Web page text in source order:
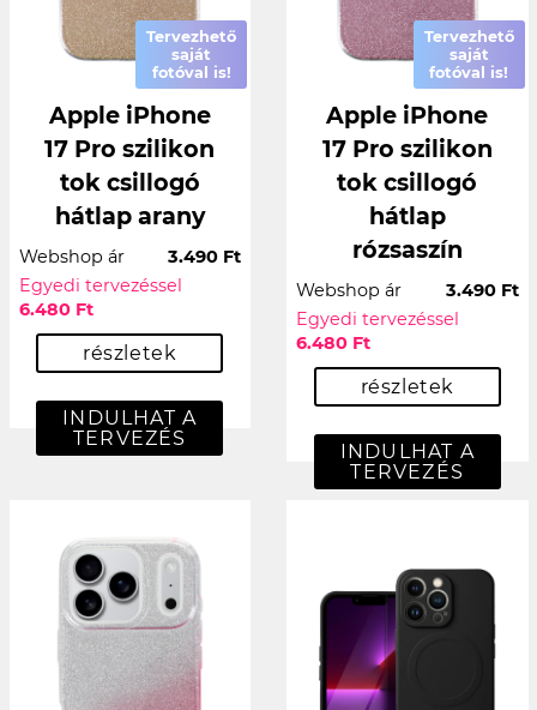
Tervezhető
saját
fotóval is!
Apple iPhone
17 Pro szilikon
tok csillogó
hátlap arany
Webshop ár
3.490 Ft
Egyedi tervezéssel
6.480 Ft
részletek
INDULHAT A
TERVEZÉS
Tervezhető
saját
fotóval is!
Apple iPhone
17 Pro szilikon
tok csillogó
hátlap
rózsaszín
Webshop ár
3.490 Ft
Egyedi tervezéssel
6.480 Ft
részletek
INDULHAT A
TERVEZÉS